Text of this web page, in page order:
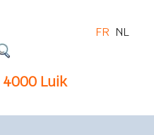
4000 Luik
FR NL